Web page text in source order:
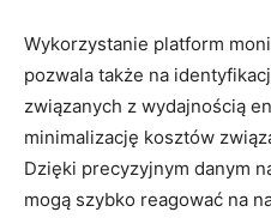
Wykorzystanie‌ platform
pozwala ‍także na⁢
związanych z wydajnością​
minimalizację kosztów
Dzięki precyzyjnym‌ danym
mogą szybko reagować na